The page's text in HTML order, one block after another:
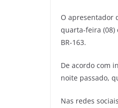
O apresentador
quarta-feira (08)
BR-163.
De acordo com
noite passado,
Nas redes